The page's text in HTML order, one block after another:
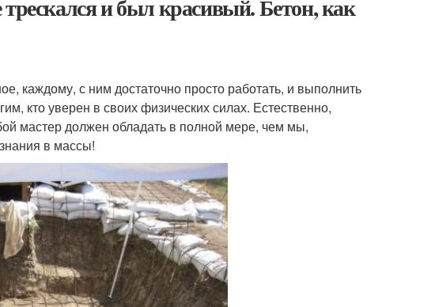
трескался и был красивый. Бетон, как
каждому, с ним достаточно просто работать, и выполнить
кто уверен в своих физических силах. Естественно,
мастер должен обладать в полной мере, чем мы,
в массы!